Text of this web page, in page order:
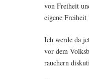
von Frei­heit
eige­ne Frei­heit
Ich wer­de da
vor dem
rau­chern